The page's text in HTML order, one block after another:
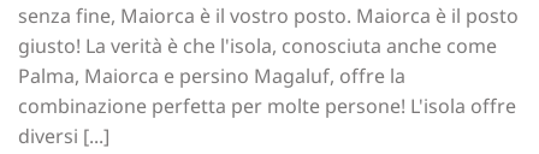
senza fine, Maiorca è il vostro posto. Maiorca è il posto
giusto! La verità è che l'isola, conosciuta anche come
Palma, Maiorca e persino Magaluf, offre la
combinazione perfetta per molte persone! L'isola offre
diversi [...]